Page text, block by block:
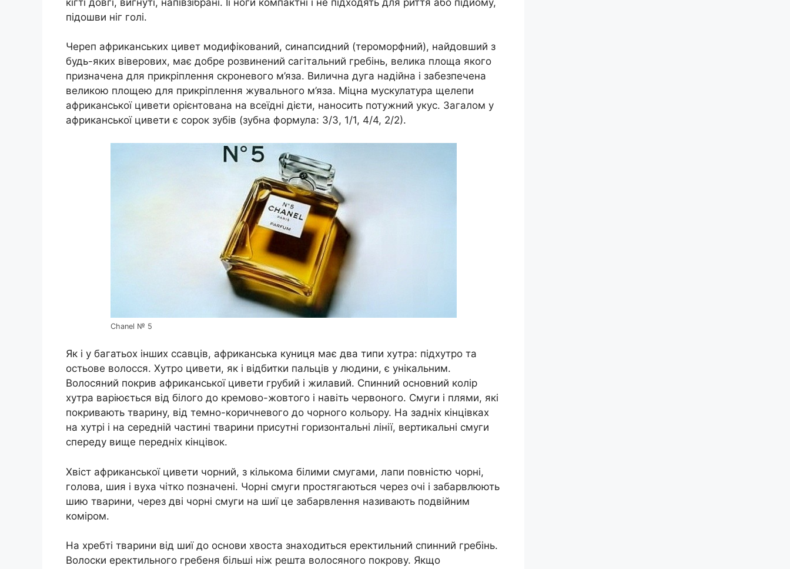
підошви ніг голі.
Череп африканських цивет модифікований, синапсидний (тероморфний), найдовший з
будь-яких віверових, має добре розвинений сагітальний гребінь, велика площа якого
призначена для прикріплення скроневого м’яза. Вилична дуга надійна і забезпечена
великою площею для прикріплення жувального м’яза. Міцна мускулатура щелепи
африканської цивети орієнтована на всеїдні дієти, наносить потужний укус. Загалом у
африканської цивети є сорок зубів (зубна формула: 3/3, 1/1, 4/4, 2/2).
Chanel № 5
Як і у багатьох інших ссавців, африканська куниця має два типи хутра: підхутро та
остьове волосся. Хутро цивети, як і відбитки пальців у людини, є унікальним.
Волосяний покрив африканської цивети грубий і жилавий. Спинний основний колір
хутра варіюється від білого до кремово-жовтого і навіть червоного. Смуги і плями, які
покривають тварину, від темно-коричневого до чорного кольору. На задніх кінцівках
на хутрі і на середній частині тварини присутні горизонтальні лінії, вертикальні смуги
спереду вище передніх кінцівок.
Хвіст африканської цивети чорний, з кількома білими смугами, лапи повністю чорні,
голова, шия і вуха чітко позначені. Чорні смуги простягаються через очі і забарвлюють
шию тварини, через дві чорні смуги на шиї це забарвлення називають подвійним
коміром.
На хребті тварини від шиї до основи хвоста знаходиться еректильний спинний гребінь.
Волоски еректильного гребеня більші ніж решта волосяного покрову. Якщо